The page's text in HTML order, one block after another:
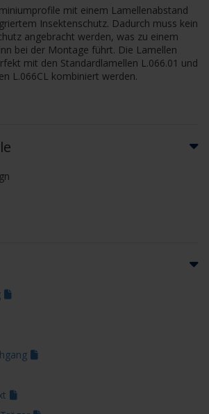
mit einem Lamellenabstand
Insektenschutz. Dadurch muss kein
angebracht werden, was zu einem
bei der Montage führt. Die Lamellen
mit den Standardlamellen L.066.01 und
L.066CL kombiniert werden.